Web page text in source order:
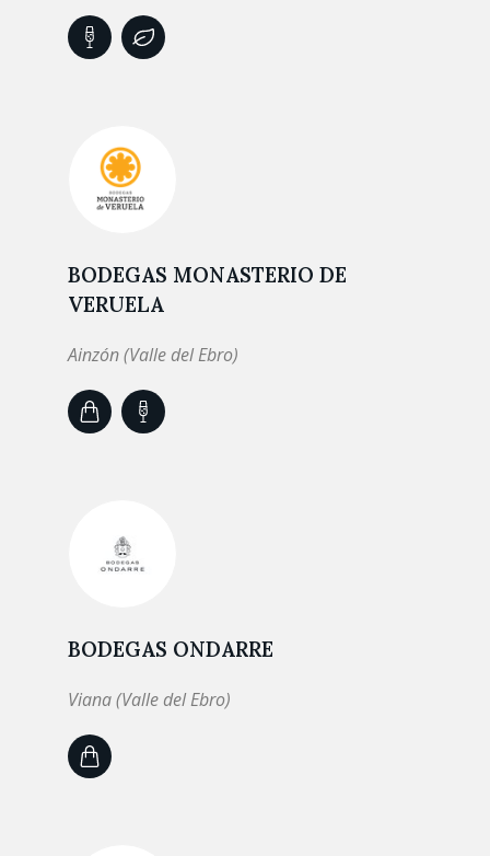
BODEGAS MONASTERIO DE
VERUELA
Ainzón (Valle del Ebro)
BODEGAS ONDARRE
Viana (Valle del Ebro)